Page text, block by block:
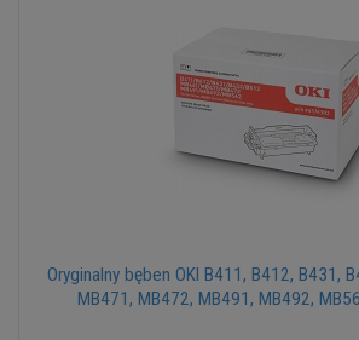
Oryginalny bęben OKI B411, B412, B431,
MB471, MB472, MB491, MB492,